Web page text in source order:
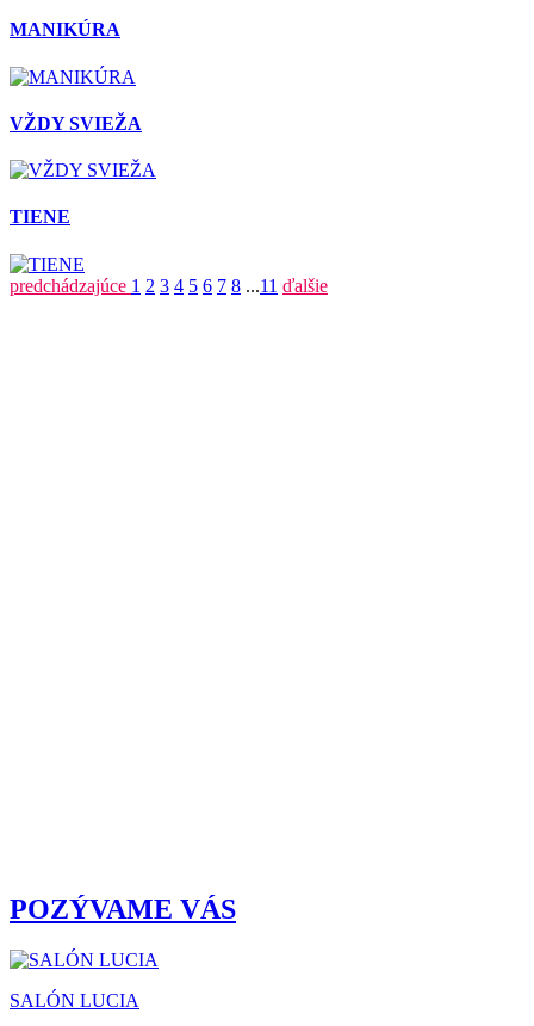
MANIKÚRA
VŽDY SVIEŽA
TIENE
predchádzajúce 1 2 3 4 5 6 7 8 ...11 ďalšie
POZÝVAME VÁS
SALÓN LUCIA